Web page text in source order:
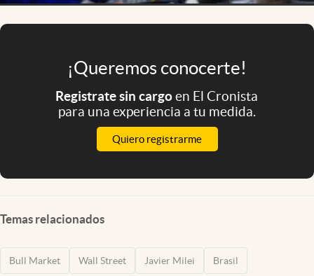
¡Queremos conocerte!
Registrate sin cargoen El Cronista
para una experiencia a tu medida.
Quiero registrarme
Temas relacionados
Bull Market Wall Street Javier Milei Brasil